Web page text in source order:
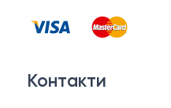
Тумби та комоди
Контакти
Політика
Контакти